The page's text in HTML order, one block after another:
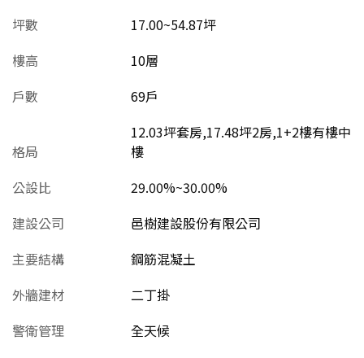
坪數
17.00~54.87坪
樓高
10層
戶數
69戶
格局
12.03坪套房,17.48坪2房,1+2樓有樓中
樓
公設比
29.00%~30.00%
建設公司
邑樹建設股份有限公司
主要結構
鋼筋混凝土
外牆建材
二丁掛
警衛管理
全天候